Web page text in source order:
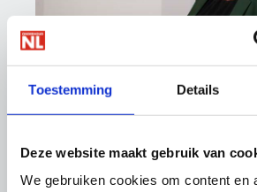
Toestemming Details
Deze website maakt gebruik van
We gebruiken cookies om content en
Ledenadvies |
Marianne